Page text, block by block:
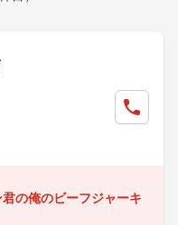
の俺のビーフジャーキ